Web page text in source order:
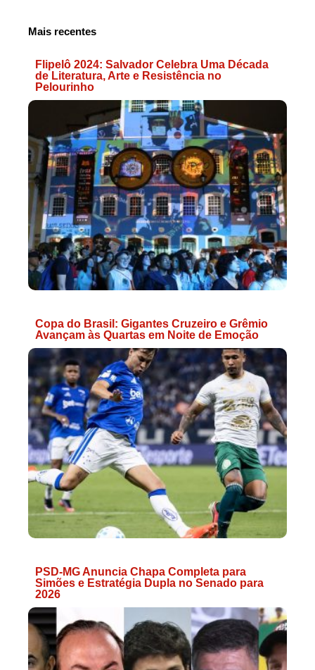
Mais recentes
Flipelô 2024: Salvador Celebra Uma Década
de Literatura, Arte e Resistência no
Pelourinho
Copa do Brasil: Gigantes Cruzeiro e Grêmio
Avançam às Quartas em Noite de Emoção
PSD-MG Anuncia Chapa Completa para
Simões e Estratégia Dupla no Senado para
2026